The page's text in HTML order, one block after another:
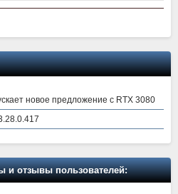
новое предложение с RTX 3080
отзывы пользователей: